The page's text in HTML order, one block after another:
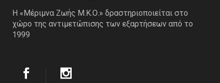
Η «Μέριμνα Ζωής Μ.Κ.Ο.» δραστηριοποιείται στο
χώρο της αντιμετώπισης των εξαρτήσεων από το
1999